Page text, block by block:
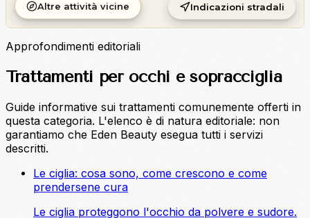
Altre attività vicine Indicazioni stradali
Approfondimenti editoriali
Trattamenti per occhi e sopracciglia
Guide informative sui trattamenti comunemente offerti in
questa categoria. L'elenco è di natura editoriale: non
garantiamo che Eden Beauty esegua tutti i servizi
descritti.
Le ciglia: cosa sono, come crescono e come
prendersene cura
Le ciglia proteggono l'occhio da polvere e sudore.